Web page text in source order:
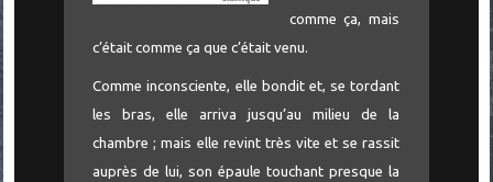
comme ça, mais
c’était comme ça que c’était venu.
Comme inconsciente, elle bondit et, se tordant
les bras, elle arriva jusqu’au milieu de la
chambre ; mais elle revint très vite et se rassit
auprès de lui, son épaule touchant presque la